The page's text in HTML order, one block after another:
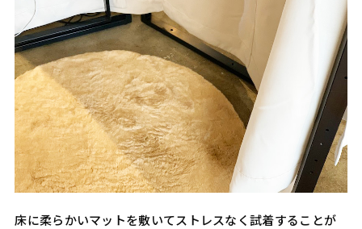
床に柔らかいマットを敷いてストレスなく試着することが